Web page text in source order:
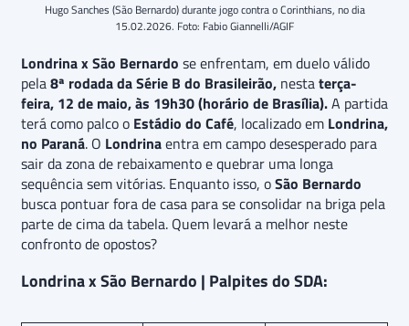
Hugo Sanches (São Bernardo) durante jogo contra o Corinthians, no dia
15.02.2026. Foto: Fabio Giannelli/AGIF
Londrina x São Bernardo se enfrentam, em duelo válido
pela8ª rodada da Série B do Brasileirão, nestaterça-
feira, 12 de maio, às 19h30 (horário de Brasília).A partida
terá como palco o Estádio do Café, localizado em Londrina,
no Paraná. O Londrinaentra em campo desesperado para
sair da zona de rebaixamento e quebrar uma longa
sequência sem vitórias. Enquanto isso, oSão Bernardo
busca pontuar fora de casa para se consolidar na briga pela
parte de cima da tabela. Quem levará a melhor neste
confronto de opostos?
Londrina x São Bernardo | Palpites do SDA: